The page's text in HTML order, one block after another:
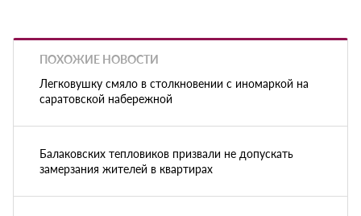
ПОХОЖИЕ НОВОСТИ
Легковушку смяло в столкновении с иномаркой на
саратовской набережной
Балаковских тепловиков призвали не допускать
замерзания жителей в квартирах